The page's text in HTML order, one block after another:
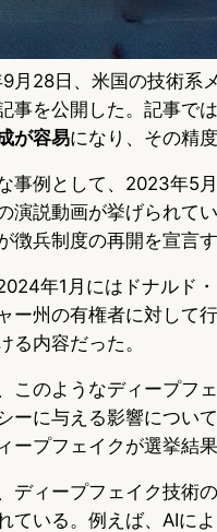
月28日、米国の技術系
事を公開した。記事では
が容易になり、その精
事例として、2023年5
演説動画が挙げられて
徴兵制度の再開を宣言
年1月にはドナルド
ー州の有権者に対して
る内容だった。
このようなディープフ
ーに与える影響につい
ープフェイクが選挙結
ディープフェイク技術
ている。例えば、AIに